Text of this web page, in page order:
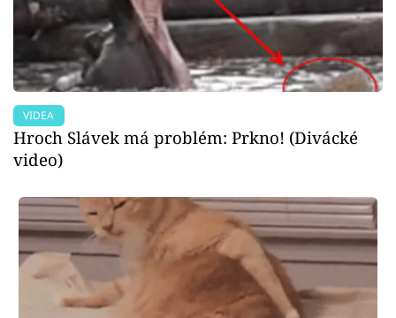
VIDEA
Hroch Slávek má problém: Prkno! (Divácké
video)